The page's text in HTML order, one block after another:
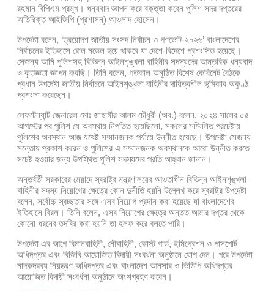
রহমান বিপিএম প্রমুখ। ধন্যবাদ জ্ঞাপন করে বক্তৃতা করেন পুলিশ সদর দপ্তরের
অতিরিক্ত আইজিপি (প্রশাসন) আওলাদ হোসেন।
উপদেষ্টা বলেন, ‘ত্রয়োদশ জাতীয় সংসদ নির্বাচন ও গণভোট-২০২৬’ বাংলাদেশের
নির্বাচনের ইতিহাসে রোল মডেল হয়ে থাকবে যা দেশে-বিদেশে প্রশংসিত হয়েছে।
সেজন্য আমি পুলিশসহ বিভিন্ন আইনশৃঙ্খলা বাহিনীর সদস্যদের আন্তরিক ধন্যবাদ
ও কৃতজ্ঞতা জ্ঞাপন করছি। তিনি বলেন, গতকাল অনুষ্ঠিত বিশেষ কেবিনেট বৈঠকে
প্রধান উপদেষ্টা জাতীয় নির্বাচনে আইনশৃঙ্খলা বাহিনীর দায়িত্বশীল ভূমিকার অকুণ্ঠ
প্রশংসা করেছেন।
লেফটেন্যান্ট জেনারেল মোঃ জাহাঙ্গীর আলম চৌধুরী (অব.) বলেন, ২০২৪ সালের ০৫
আগস্টের পর পুলিশ যে অবস্থায় নিপতিত হয়েছিলো, সকলের সম্মিলিত প্রচেষ্টায়
পুলিশের অবস্থান আজ যথেষ্ট সম্মানজনক পর্যায়ে উন্নীত হয়েছে। উপদেষ্টা সেজন্য
সন্তোষ প্রকাশ করেন ও পুলিশের এ সম্মানজনক অবস্থানকে আরো উন্নীত করতে
সচেষ্ট হওয়ার জন্য উপস্থিত পুলিশ সদস্যদের প্রতি আহ্বান জানান।
অন্তর্বর্তী সরকারের মেয়াদে স্বরাষ্ট্র মন্ত্রণালয়ের আওতাধীন বিভিন্ন আইনশৃঙ্খলা
বাহিনীর সদস্য নিয়োগের ক্ষেত্রে কোন দুর্নীতি হয়নি উল্লেখ করে স্বরাষ্ট্র উপদেষ্টা
বলেন, সর্বোচ্চ স্বচ্ছতার সঙ্গে এসব নিয়োগ প্রদান করা হয়েছে যা বাংলাদেশের
ইতিহাসে বিরল। তিনি বলেন, এসব নিয়োগের ক্ষেত্রে অন্তত আমার দপ্তর থেকে
কোনো ধরনের তদবির করা হয়নি তা হলফ করে বলতে পারি।
উপদেষ্টা এর আগে বিমানবাহিনী, নৌবাহিনী, কোস্ট গার্ড, ইমিগ্রেশন ও পাসপোর্ট
অধিদপ্তর এবং বিজিবি আয়োজিত বিদায়ী সংবর্ধনা অনুষ্ঠানে যোগ দেন। পরে উপদেষ্টা
মাদকদ্রব্য নিয়ন্ত্রণ অধিদপ্তর এবং বাংলাদেশ আনসার ও ভিডিপি অধিদপ্তর
আয়োজিত বিদায়ী সংবর্ধনা অনুষ্ঠানে অংশগ্রহণ করেন।